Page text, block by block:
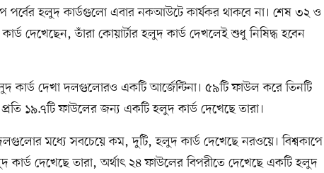
পর্বের হলুদ কার্ডগুলো এবার নকআউটে কার্যকর থাকবে না। শেষ ৩২ ও
দেখেছেন, তাঁরা কোয়ার্টার হলুদ কার্ড দেখলেই শুধু নিষিদ্ধ হবেন
কার্ড দেখা দলগুলোরও একটি আর্জেন্টিনা। ৫৯টি ফাউল করে তিনটি
১৯.৭টি ফাউলের জন্য একটি হলুদ কার্ড দেখেছে তারা।
মধ্যে সবচেয়ে কম, দুটি, হলুদ কার্ড দেখেছে নরওয়ে। বিশ্বকাপে
কার্ড দেখেছে তারা, অর্থাৎ ২৪ ফাউলের বিপরীতে দেখেছে একটি হলুদ